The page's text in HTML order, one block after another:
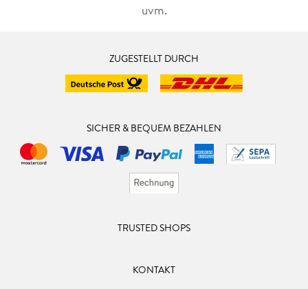
uvm.
ZUGESTELLT DURCH
SICHER & BEQUEM BEZAHLEN
TRUSTED SHOPS
KONTAKT